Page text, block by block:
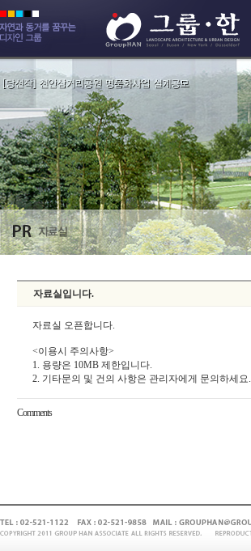
자료실입니다.
자료실 오픈합니다.
<이용시 주의사항>
1. 용량은 10MB 제한입니다.
2. 기타문의 및 건의 사항은 관리자에게 문의하세요.
Comments